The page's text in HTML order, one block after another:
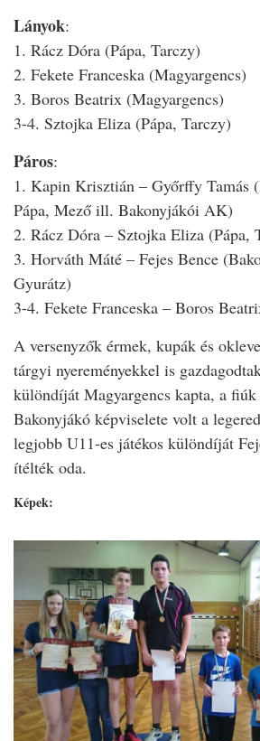
Lányok:
1. Rácz Dóra (Pápa, Tarczy)
2. Fekete Franceska (Magyargencs)
3. Boros Beatrix (Magyargencs)
3-4. Sztojka Eliza (Pápa, Tarczy)
Páros:
1. Kapin Krisztián – Győrffy Tamás
Pápa, Mező ill. Bakonyjákói AK)
2. Rácz Dóra – Sztojka Eliza (Pápa,
3. Horváth Máté – Fejes Bence
Gyurátz)
3-4. Fekete Franceska – Boros
A versenyzők érmek, kupák és
tárgyi nyereményekkel is
különdíját Magyargencs kapta, a
Bakonyjákó képviselete volt a
legjobb U11-es játékos különdíját
ítélték oda.
Képek: